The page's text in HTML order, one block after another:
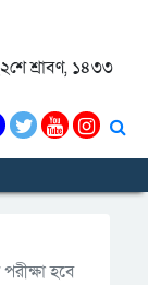
শ্রাবণ, ১৪৩৩
হবে